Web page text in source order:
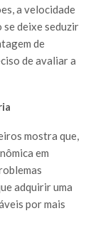
a velocidade
se deixe seduzir
de
de avaliar a
mostra que,
em
adquirir uma
por mais